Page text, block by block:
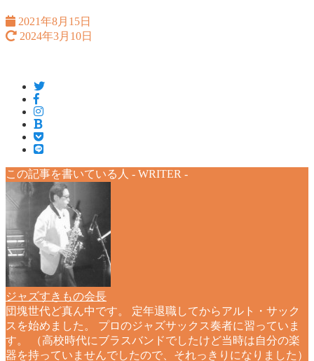
2021年8月15日
2024年3月10日
この記事を書いている人 - WRITER -
ジャズすきもの会長
団塊世代ど真ん中です。 定年退職してからアルト・サック
スを始めました。 プロのジャズサックス奏者に習っていま
す。 （高校時代にブラスバンドでしたけど当時は自分の楽
器を持っていませんでしたので、それっきりになりました）